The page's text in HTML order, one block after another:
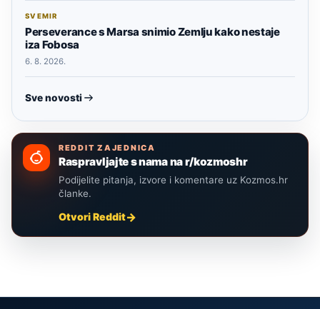
SVEMIR
Perseverance s Marsa snimio Zemlju kako nestaje
iza Fobosa
6. 8. 2026.
Sve novosti
REDDIT ZAJEDNICA
Raspravljajte s nama na r/kozmoshr
Podijelite pitanja, izvore i komentare uz Kozmos.hr
članke.
Otvori Reddit